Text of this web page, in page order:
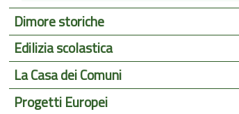
Dimore storiche
Edilizia scolastica
La Casa dei Comuni
Progetti Europei